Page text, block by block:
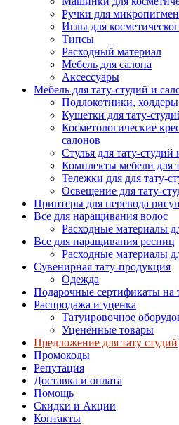
Ручки для
Иглы для
Типсы
Расходный материал
Мебель для салона
Аксессуары
Мебель для тату-студий и
Подлокотники, холдеры
Кушетки для тату-
Косметологические
салонов
Стулья для тату-студий
Комплекты мебели для
Тележки для для тату-
Освещение для тату-
Принтеры для перевода
Все для наращивания волос
Расходные материалы
Все для наращивания ресниц
Расходные материалы
Сувенирная тату-продукция
Одежда
Подарочные сертификаты на
Распродажа и уценка
Татуировочное
Уценённые товары
Предложение для тату студий
Промокоды
Репутация
Доставка и оплата
Помощь
Скидки и Акции
Контакты